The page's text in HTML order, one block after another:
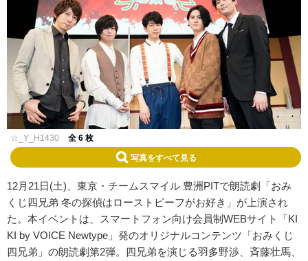
☆_Y_H1430 全 6 枚
写真をすべて見る
12月21日(土)、東京・チームスマイル 豊洲PITで朗読劇「おみ
くじ四兄弟 冬の探偵はローストビーフがお好き」が上演され
た。本イベントは、スマートフォン向け会員制WEBサイト「KI
KI by VOICE Newtype」発のオリジナルコンテンツ「おみくじ
四兄弟」の朗読劇第2弾。四兄弟を演じる羽多野渉、斉藤壮馬、